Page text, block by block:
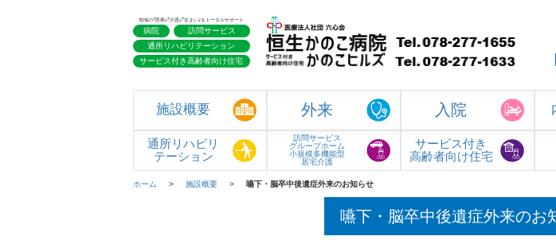
地域の｢医療｣｢介護｣｢住まい｣をトータルサポート
病院
訪問サービス
通所リハビリテーション
サービス付き高齢者向け住宅
施設概要 外来 入院
通所リハビリ
テーション
訪問サービス
グループホーム
小規模多機能型
居宅介護
サービス付き
高齢者向け住宅
ホーム 施設概要 嚥下・脳卒中後遺症外来のお知らせ
嚥下・脳卒中後遺症外来のお